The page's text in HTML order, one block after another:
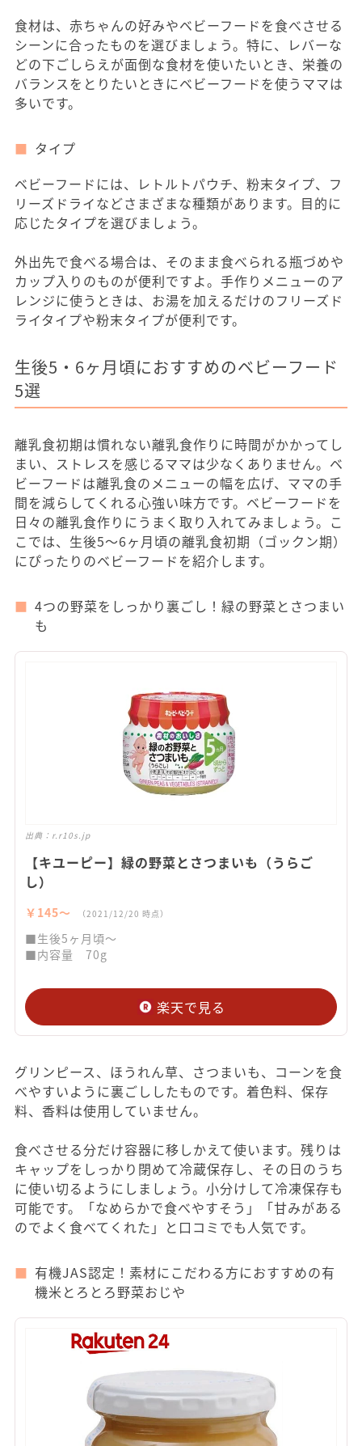
食材は、赤ちゃんの好みやベビーフードを食べさせる
シーンに合ったものを選びましょう。特に、レバーな
どの下ごしらえが面倒な食材を使いたいとき、栄養の
バランスをとりたいときにベビーフードを使うママは
多いです。
タイプ
ベビーフードには、レトルトパウチ、粉末タイプ、フ
リーズドライなどさまざまな種類があります。目的に
応じたタイプを選びましょう。
外出先で食べる場合は、そのまま食べられる瓶づめや
カップ入りのものが便利ですよ。手作りメニューのア
レンジに使うときは、お湯を加えるだけのフリーズド
ライタイプや粉末タイプが便利です。
生後5・6ヶ月頃におすすめのベビーフード
5選
離乳食初期は慣れない離乳食作りに時間がかかってし
まい、ストレスを感じるママは少なくありません。ベ
ビーフードは離乳食のメニューの幅を広げ、ママの手
間を減らしてくれる心強い味方です。ベビーフードを
日々の離乳食作りにうまく取り入れてみましょう。こ
こでは、生後5～6ヶ月頃の離乳食初期（ゴックン期）
にぴったりのベビーフードを紹介します。
4つの野菜をしっかり裏ごし！緑の野菜とさつまい
も
出典： r.r10s.jp
【キユーピー】緑の野菜とさつまいも（うらご
し）
￥145〜 （2021/12/20 時点）
■生後5ヶ月頃～
■内容量 70g
楽天で見る
グリンピース、ほうれん草、さつまいも、コーンを食
べやすいように裏ごししたものです。着色料、保存
料、香料は使用していません。
食べさせる分だけ容器に移しかえて使います。残りは
キャップをしっかり閉めて冷蔵保存し、その日のうち
に使い切るようにしましょう。小分けして冷凍保存も
可能です。「なめらかで食べやすそう」「甘みがある
のでよく食べてくれた」と口コミでも人気です。
有機JAS認定！素材にこだわる方におすすめの有
機米とろとろ野菜おじや